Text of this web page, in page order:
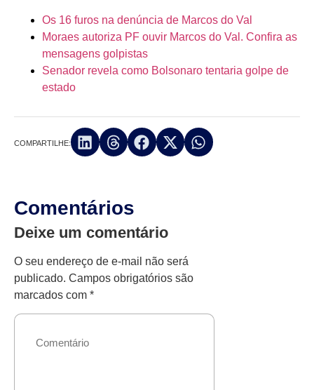
Os 16 furos na denúncia de Marcos do Val
Moraes autoriza PF ouvir Marcos do Val. Confira as
mensagens golpistas
Senador revela como Bolsonaro tentaria golpe de
estado
COMPARTILHE:
Comentários
Deixe um comentário
O seu endereço de e-mail não será
publicado. Campos obrigatórios são
marcados com *